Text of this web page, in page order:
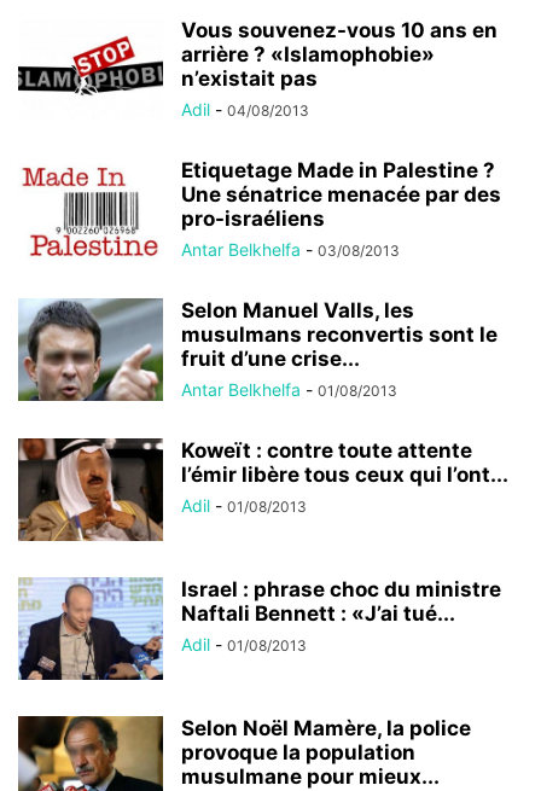
Vous souvenez-vous 10 ans en
arrière ? «Islamophobie»
n’existait pas
Adil - 04/08/2013
Etiquetage Made in Palestine ?
Une sénatrice menacée par des
pro-israéliens
Antar Belkhelfa - 03/08/2013
Selon Manuel Valls, les
musulmans reconvertis sont le
fruit d’une crise...
Antar Belkhelfa - 01/08/2013
Koweït : contre toute attente
l’émir libère tous ceux qui l’ont...
Adil - 01/08/2013
Israel : phrase choc du ministre
Naftali Bennett : «J’ai tué...
Adil - 01/08/2013
Selon Noël Mamère, la police
provoque la population
musulmane pour mieux...